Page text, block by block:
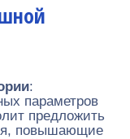
:
параметров
предложить
повышающие